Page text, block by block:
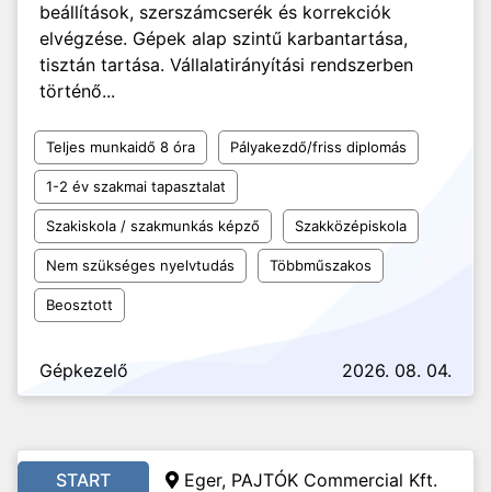
beállítások, szerszámcserék és korrekciók
elvégzése. Gépek alap szintű karbantartása,
tisztán tartása. Vállalatirányítási rendszerben
történő...
Teljes munkaidő 8 óra Pályakezdő/friss diplomás
1-2 év szakmai tapasztalat
Szakiskola / szakmunkás képző Szakközépiskola
Nem szükséges nyelvtudás Többműszakos
Beosztott
Gépkezelő 2026. 08. 04.
START Eger, PAJTÓK Commercial Kft.